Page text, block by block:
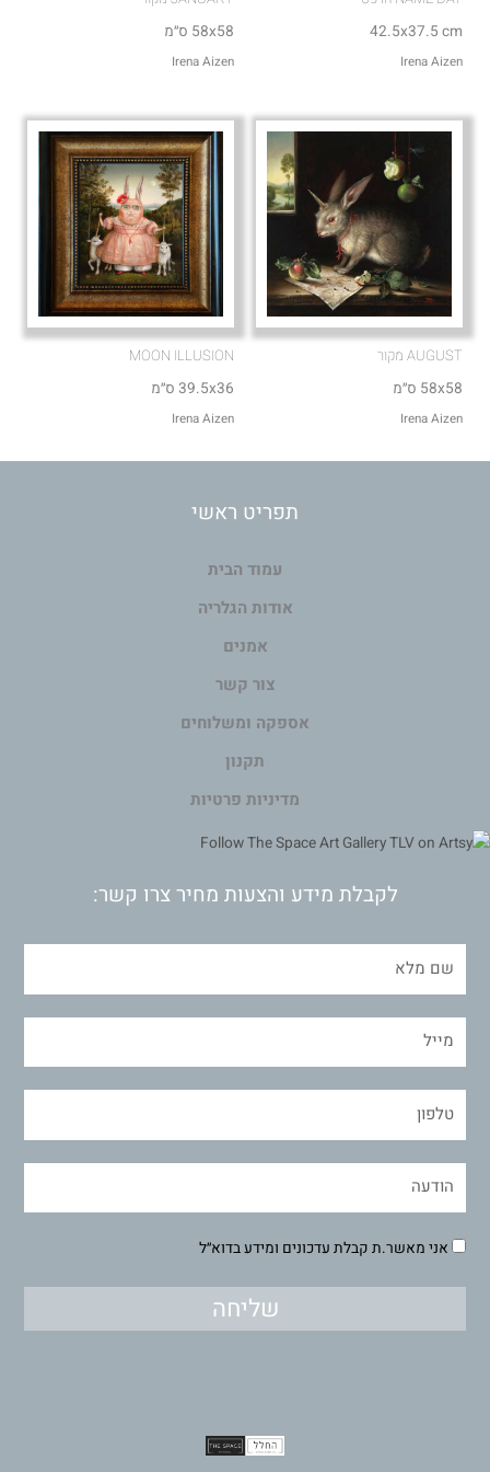
42.5x37.5 cm
Irena Aizen
58x58 ס״מ
Irena Aizen
AUGUST מקור
58x58 ס״מ
Irena Aizen
MOON ILLUSION
39.5x36 ס״מ
Irena Aizen
תפריט ראשי
עמוד הבית
אודות הגלריה
אמנים
צור קשר
אספקה ומשלוחים
תקנון
מדיניות פרטיות
לקבלת מידע והצעות מחיר צרו קשר:
אני מאשר.ת קבלת עדכונים ומידע בדוא״ל
שליחה